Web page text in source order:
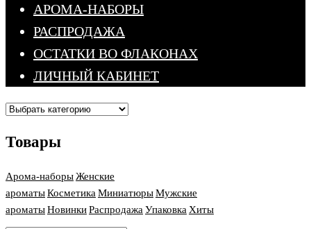
АРОМА-НАБОРЫ
РАСПРОДАЖА
ОСТАТКИ ВО ФЛАКОНАХ
ЛИЧНЫЙ КАБИНЕТ
Товары
Арома-наборыЖенские
ароматыКосметика МиниатюрыМужские
ароматыНовинкиРаспродажа Упаковка Хиты